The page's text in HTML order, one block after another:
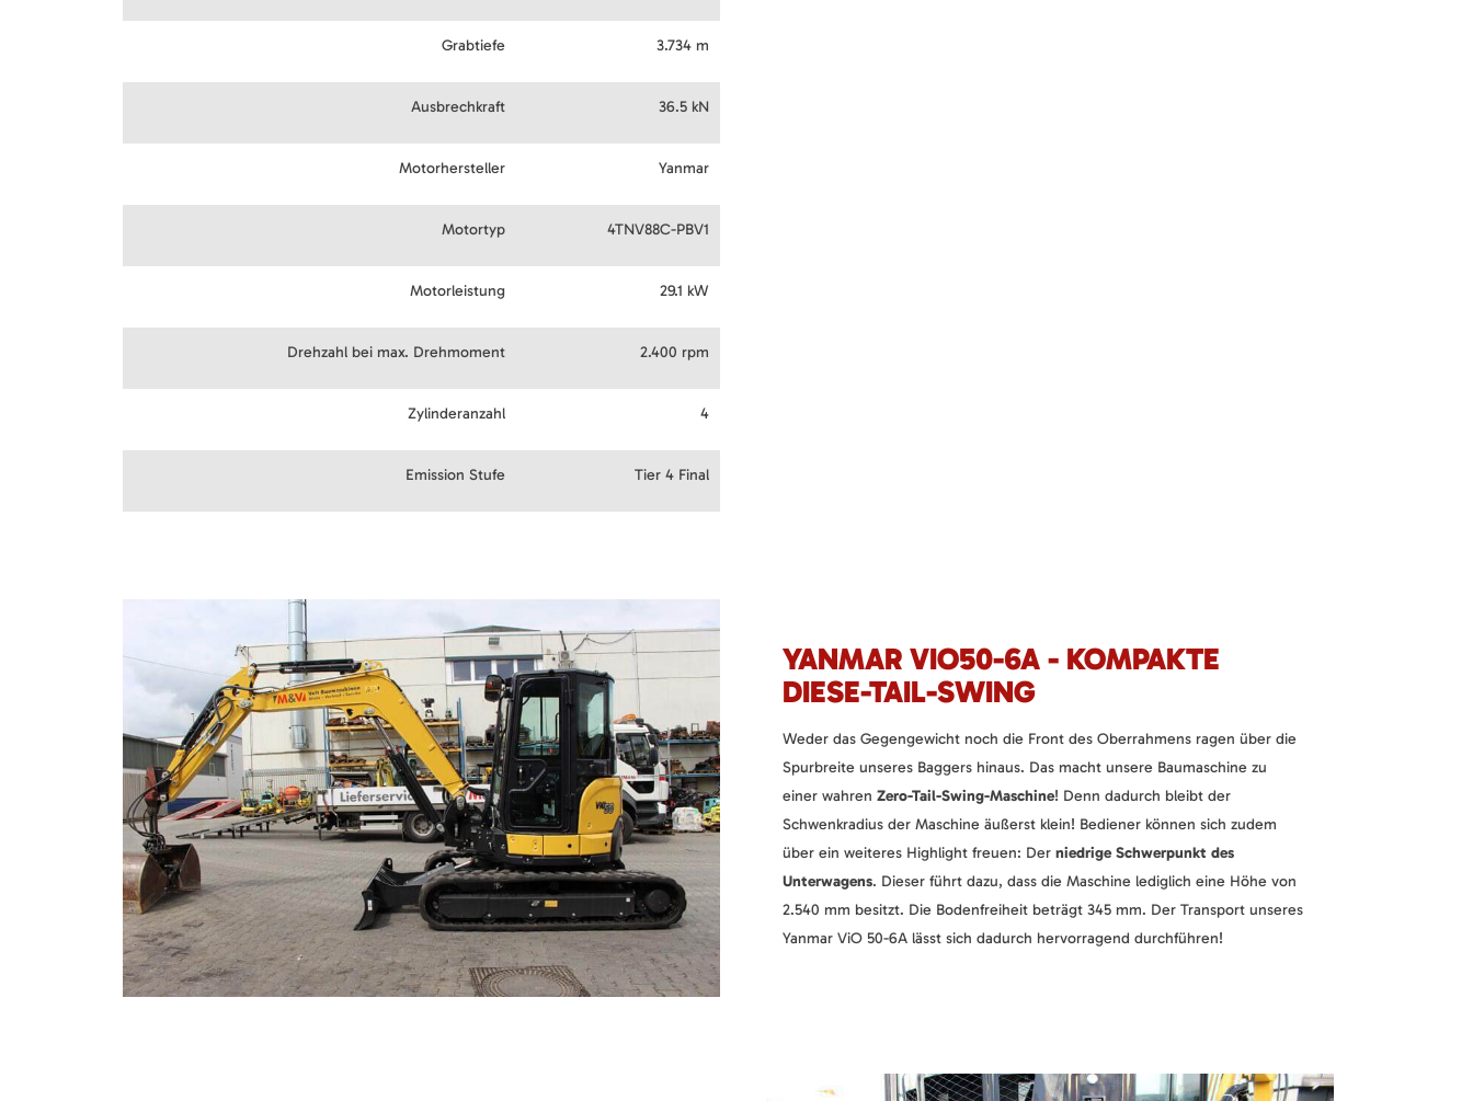
Grabtiefe 3.734 m
Ausbrechkraft 36.5 kN
Motorhersteller Yanmar
Motortyp 4TNV88C-PBV1
Motorleistung 29.1 kW
Drehzahl bei max. Drehmoment 2.400 rpm
Zylinderanzahl 4
Emission Stufe Tier 4 Final
YANMAR VIO50-6A - KOMPAKTE
DIESE-TAIL-SWING
Weder das Gegengewicht noch die Front des Oberrahmens ragen über die
Spurbreite unseres Baggers hinaus. Das macht unsere Baumaschine zu
einer wahren Zero-Tail-Swing-Maschine! Denn dadurch bleibt der
Schwenkradius der Maschine äußerst klein! Bediener können sich zudem
über ein weiteres Highlight freuen: Der niedrige Schwerpunkt des
Unterwagens. Dieser führt dazu, dass die Maschine lediglich eine Höhe von
2.540 mm besitzt. Die Bodenfreiheit beträgt 345 mm. Der Transport unseres
Yanmar ViO 50-6A lässt sich dadurch hervorragend durchführen!